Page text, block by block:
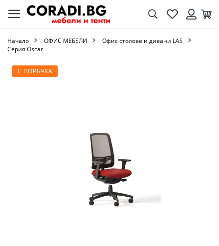
ТърсенеЛюбими
Начало ОФИС МЕБЕЛИ
Офис столове и дивани LAS
Серия Oscar
С ПОРЪЧКА
Преминете
към